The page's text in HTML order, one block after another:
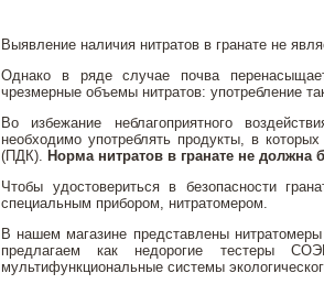
Выявление наличия нитратов в гранате не
Однако в ряде случае почва
чрезмерные объемы нитратов: употребление
Во избежание неблагоприятного
необходимо употреблять продукты, в
(ПДК). Норма нитратов в гранате не должна
Чтобы удостовериться в безопасности
специальным прибором, нитратомером.
В нашем магазине представлены
предлагаем как недорогие тестеры
мультифункциональные системы